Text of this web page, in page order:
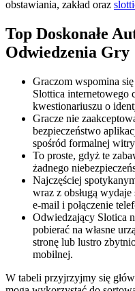
obstawiania, zakład oraz
Top Doskonałe
Odwiedzenia Gry
Graczom wspomina
Slottica internetowego
kwestionariuszu o
Gracze nie
bezpieczeństwo
spośród formalnej
To proste, gdyż te
żadnego
Najczęściej
wraz z obsługą
e-mail i połączenie
Odwiedzający Slotica
pobierać na własne
stronę lub lustro
mobilnej.
W tabeli przyjrzyjmy się